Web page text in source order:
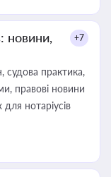
новини,
+7
судова практика,
правові новини
нотаріусів